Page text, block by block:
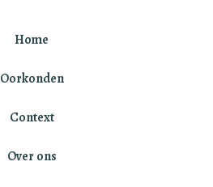
Home
Oorkonden
Context
Over ons